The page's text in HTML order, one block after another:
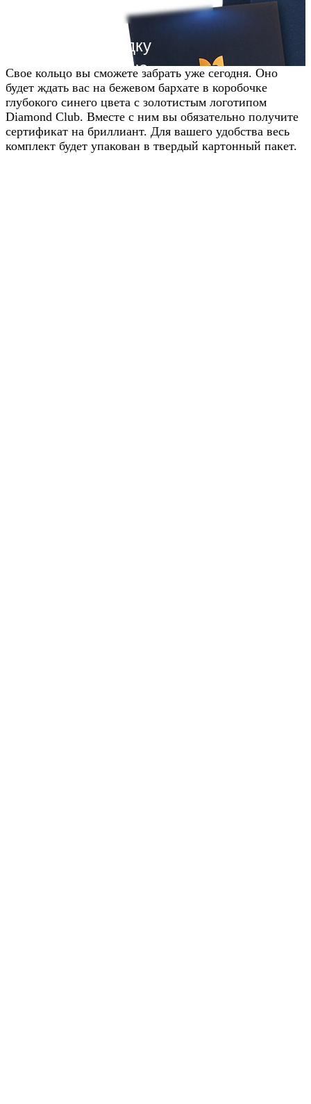
Получите скидку
20% от цены на
сайте
Узнавайте условия у наших
менеджеров в WhatsApp
Свое кольцо вы сможете забрать уже сегодня. Оно
будет ждать вас на бежевом бархате в коробочке
глубокого синего цвета с золотистым логотипом
Diamond Club. Вместе с ним вы обязательно получите
сертификат на бриллиант. Для вашего удобства весь
комплект будет упакован в твердый картонный пакет.